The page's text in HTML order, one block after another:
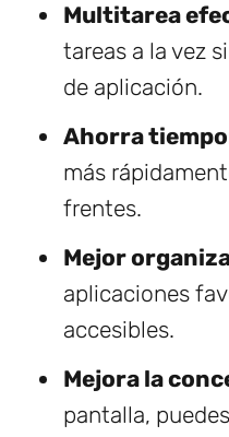
Multitarea
tareas a la vez
de aplicación.
Ahorra
más
frentes.
Mejor
aplicaciones
accesibles.
Mejora la
pantalla,